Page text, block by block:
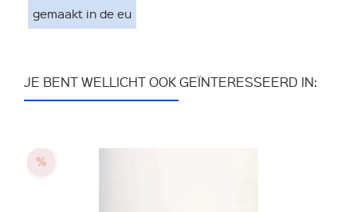
gemaakt in de eu
JE BENT WELLICHT OOK GEÏNTERESSEERD IN: